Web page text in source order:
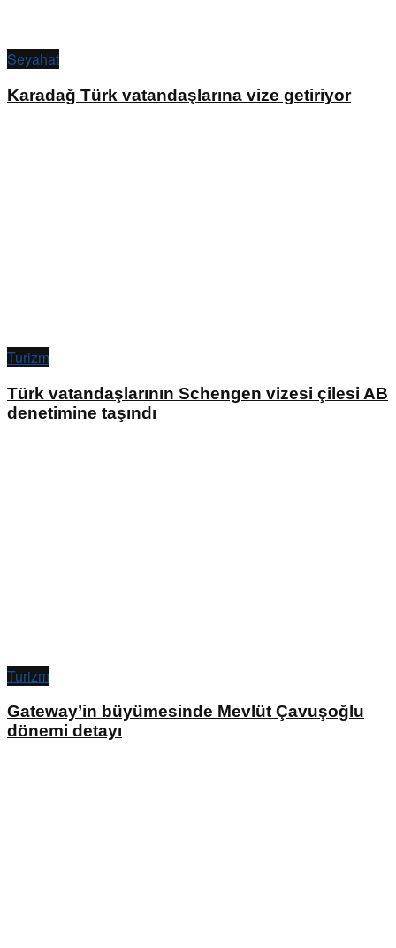
Seyahat
Karadağ Türk vatandaşlarına vize getiriyor
Turizm
Türk vatandaşlarının Schengen vizesi çilesi AB
denetimine taşındı
Turizm
Gateway’in büyümesinde Mevlüt Çavuşoğlu
dönemi detayı